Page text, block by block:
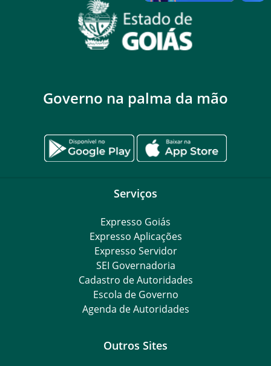
Governo na palma da mão
Serviços
Expresso Goiás
Expresso Aplicações
Expresso Servidor
SEI Governadoria
Cadastro de Autoridades
Escola de Governo
Agenda de Autoridades
Outros Sites